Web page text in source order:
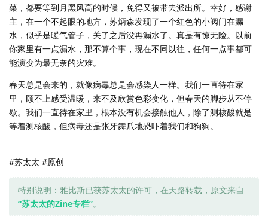
菜，都要等到月黑风高的时候，免得又被带去派出所。幸好，感谢
主，在一个不起眼的地方，苏炳森发现了一个红色的小阀门在漏
水，似乎是暖气管子，关了之后没再漏水了。真是有惊无险。以前
你家里有一点漏水，那不算个事，现在不同以往，任何一点事都可
能演变为最无奈的灾难。
春天总是会来的，就像病毒总是会感染人一样。我们一直待在家
里，顾不上感受温暖，来不及欣赏色彩变化，但春天的脚步从不停
歇。我们一直待在家里，根本没有机会接触他人，除了测核酸就是
等着测核酸，但病毒还是张牙舞爪地恐吓着我们和狗狗。
#苏太太 #原创
特别说明：雅比斯已获苏太太的许可，在天路转载，原文来自
“苏太太的Zine专栏”。